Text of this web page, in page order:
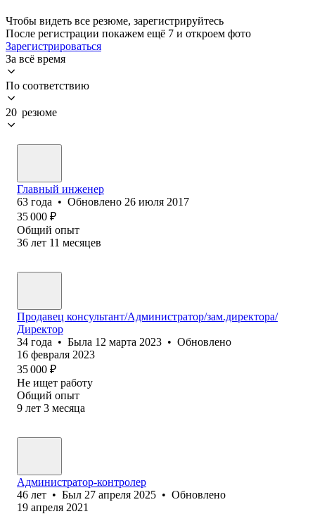
Чтобы видеть все резюме, зарегистрируйтесь
После регистрации покажем ещё 7 и откроем фото
Зарегистрироваться
За всё время
По соответствию
20 резюме
Главный инженер
63 года • Обновлено 26 июля 2017
35 000 ₽
Общий опыт
36 лет 11 месяцев
Продавец консультант/Администратор/зам.директора/
Директор
34 года • Была 12 марта 2023 • Обновлено
16 февраля 2023
35 000 ₽
Не ищет работу
Общий опыт
9 лет 3 месяца
Администратор-контролер
46 лет • Был 27 апреля 2025 • Обновлено
19 апреля 2021